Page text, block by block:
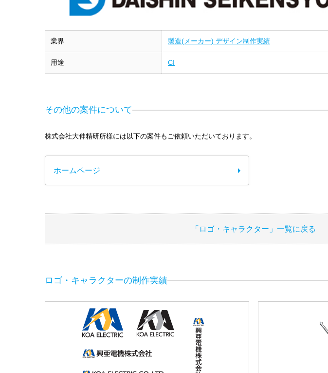
業界 製造(メーカー) デザイン制作実績
用途 CI
その他の案件について
株式会社大伸精研所様には以下の案件もご依頼いただいております。
ホームページ
「ロゴ・キャラクター」一覧に戻る
ロゴ・キャラクターの制作実績